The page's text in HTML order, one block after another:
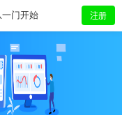
门开始 注册